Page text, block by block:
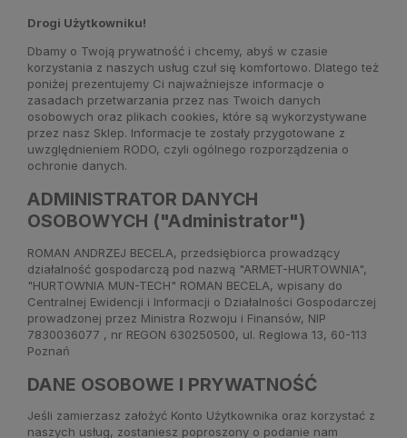
Drogi Użytkowniku!
Dbamy o Twoją prywatność i chcemy, abyś w czasie
korzystania z naszych usług czuł się komfortowo. Dlatego też
poniżej prezentujemy Ci najważniejsze informacje o
zasadach przetwarzania przez nas Twoich danych
osobowych oraz plikach cookies, które są wykorzystywane
przez nasz Sklep. Informacje te zostały przygotowane z
uwzględnieniem RODO, czyli ogólnego rozporządzenia o
ochronie danych.
ADMINISTRATOR DANYCH
OSOBOWYCH ("Administrator")
ROMAN ANDRZEJ BECELA, przedsiębiorca prowadzący
działalność gospodarczą pod nazwą "ARMET-HURTOWNIA",
"HURTOWNIA MUN-TECH" ROMAN BECELA, wpisany do
Centralnej Ewidencji i Informacji o Działalności Gospodarczej
prowadzonej przez Ministra Rozwoju i Finansów, NIP
7830036077 , nr REGON 630250500, ul. Reglowa 13, 60-113
Poznań
DANE OSOBOWE I PRYWATNOŚĆ
Jeśli zamierzasz założyć Konto Użytkownika oraz korzystać z
naszych usług, zostaniesz poproszony o podanie nam